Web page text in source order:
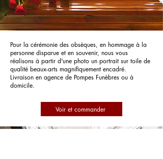
Pour la cérémonie des obsèques, en hommage à la
personne disparue et en souvenir, nous vous
réalisons à partir d'une photo un portrait sur toile de
qualité beaux-arts magnifiquement encadré.
Livraison en agence de Pompes Funèbres ou à
domicile.
Voir et commander